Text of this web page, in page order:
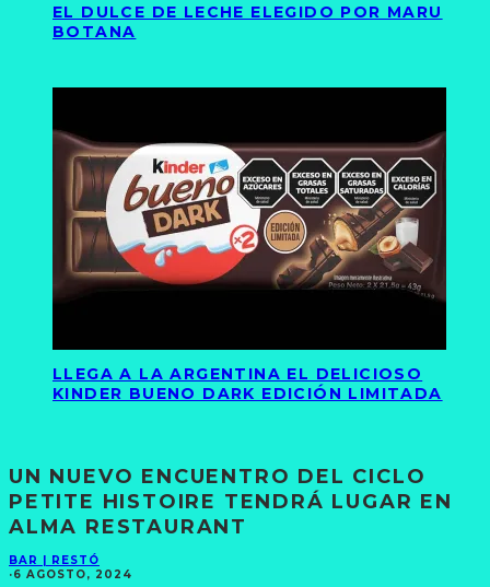
EL DULCE DE LECHE ELEGIDO POR MARU
BOTANA
LLEGA A LA ARGENTINA EL DELICIOSO
KINDER BUENO DARK EDICIÓN LIMITADA
UN NUEVO ENCUENTRO DEL CICLO
PETITE HISTOIRE TENDRÁ LUGAR EN
ALMA RESTAURANT
BAR | RESTÓ
·6 AGOSTO, 2024